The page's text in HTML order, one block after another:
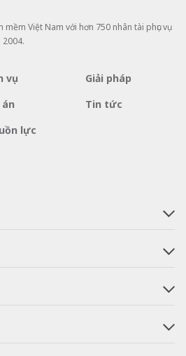
Việt Nam với hơn 750 nhân tài phục vụ
vụ
Giải pháp
Tin tức
lực